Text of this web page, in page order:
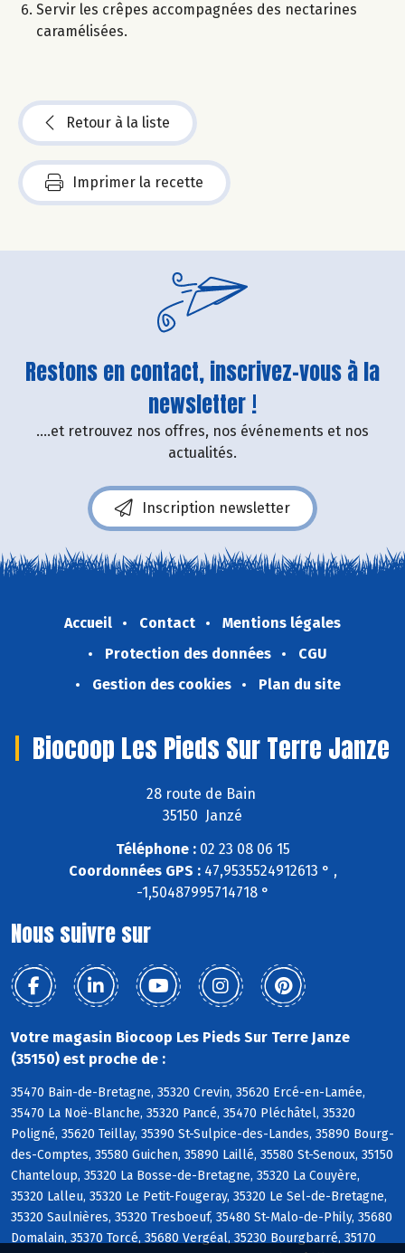
Servir les crêpes accompagnées des nectarines
caramélisées.
Retour à la liste
Imprimer la recette
Restons en contact, inscrivez-vous à la
newsletter !
....et retrouvez nos offres, nos événements et nos
actualités.
Inscription newsletter
Accueil Contact
Mentions légales
Protection des données
CGU
Gestion des cookies
Plan du site
Biocoop Les Pieds Sur Terre Janze
28 route de Bain
35150 Janzé
Téléphone :02 23 08 06 15
Coordonnées GPS :47,9535524912613 ° ,
-1,50487995714718 °
Nous suivre sur
Votre magasin Biocoop Les Pieds Sur Terre Janze
(35150) est proche de :
35470 Bain-de-Bretagne, 35320 Crevin, 35620 Ercé-en-Lamée,
35470 La Noë-Blanche, 35320 Pancé, 35470 Pléchâtel, 35320
Poligné, 35620 Teillay, 35390 St-Sulpice-des-Landes, 35890 Bourg-
des-Comptes, 35580 Guichen, 35890 Laillé, 35580 St-Senoux, 35150
Chanteloup, 35320 La Bosse-de-Bretagne, 35320 La Couyère,
35320 Lalleu, 35320 Le Petit-Fougeray, 35320 Le Sel-de-Bretagne,
35320 Saulnières, 35320 Tresboeuf, 35480 St-Malo-de-Phily, 35680
Domalain, 35370 Torcé, 35680 Vergéal, 35230 Bourgbarré, 35170